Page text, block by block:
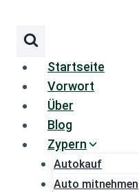
springen
Startseite
Vorwort
Über
Blog
Zypern
Autokauf
Auto mitnehmen